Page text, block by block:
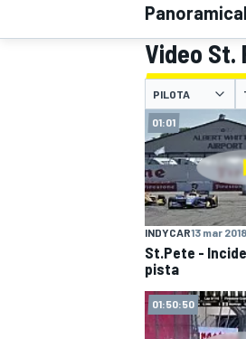
MOTOGP
WRC
Panoramica
Video
PILOTA
01:01
INDYCAR13 mar 2018
St.Pete -
pista
01:50:50